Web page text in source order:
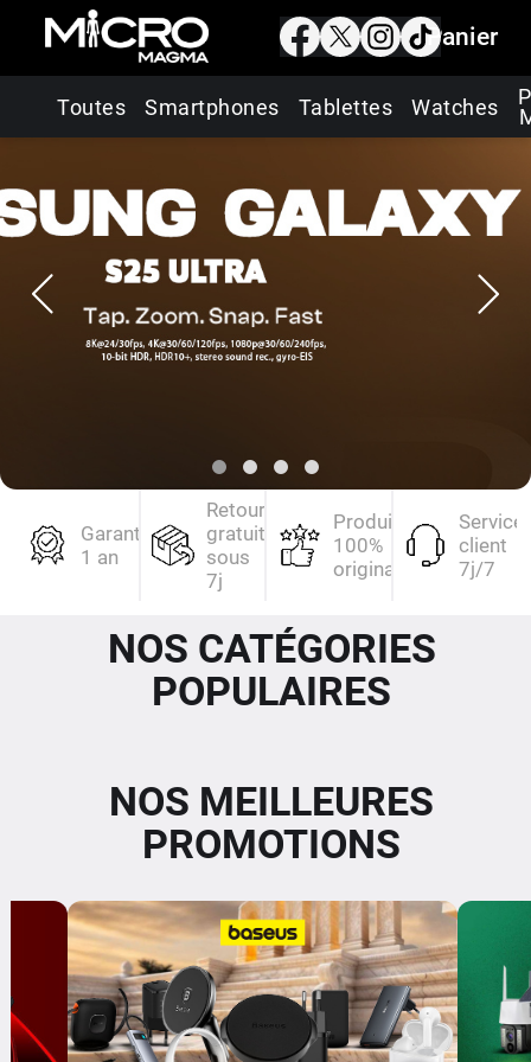
Panier
Toutes Smartphones Tablettes Watches
Garantie
1 an
Retour
gratuit
sous
7j
Produits
100%
originaux
Service
client
7j/7
NOS CATÉGORIES
POPULAIRES
NOS MEILLEURES
PROMOTIONS